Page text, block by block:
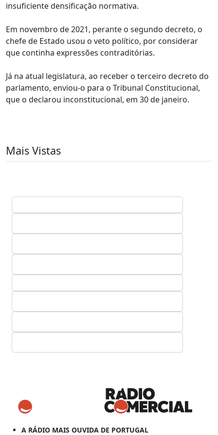
insuficiente densificação normativa.
Em novembro de 2021, perante o segundo decreto, o
chefe de Estado usou o veto político, por considerar
que continha expressões contraditórias.
Já na atual legislatura, ao receber o terceiro decreto do
parlamento, enviou-o para o Tribunal Constitucional,
que o declarou inconstitucional, em 30 de janeiro.
Mais Vistas
A RÁDIO MAIS OUVIDA DE PORTUGAL